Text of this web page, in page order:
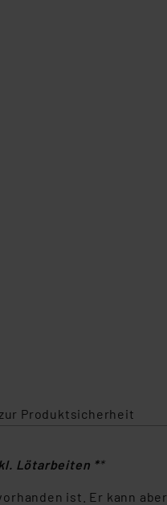
Produktsicherheit
Lötarbeiten **
ist. Er kann